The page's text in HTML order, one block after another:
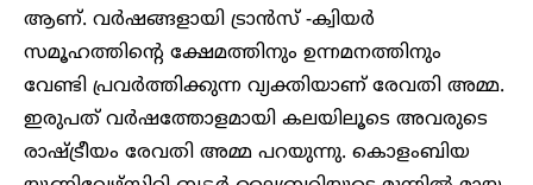
ആണ്. വർഷങ്ങളായി ട്രാൻസ് -ക്വിയർ
സമൂഹത്തിന്റെ ക്ഷേമത്തിനും ഉന്നമനത്തിനും
വേണ്ടി പ്രവർത്തിക്കുന്ന വ്യക്തിയാണ് രേവതി അമ്മ.
ഇരുപത് വർഷത്തോളമായി കലയിലൂടെ അവരുടെ
രാഷ്ട്രീയം രേവതി അമ്മ പറയുന്നു. കൊളംബിയ